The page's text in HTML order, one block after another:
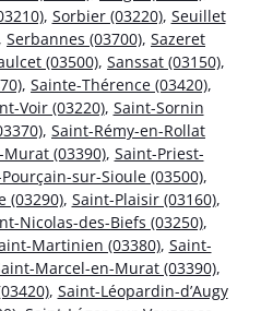
, Sorbier (03220), Seuillet
, Serbannes (03700), Sazeret
(03500), Sanssat (03150),
, Sainte-Thérence (03420),
Voir (03220), Saint-Sornin
, Saint-Rémy-en-Rollat
(03390), Saint-Priest-
sur-Sioule (03500),
(03290), Saint-Plaisir (03160),
Nicolas-des-Biefs (03250),
Martinien (03380), Saint-
Marcel-en-Murat (03390),
, Saint-Léopardin-d’Augy